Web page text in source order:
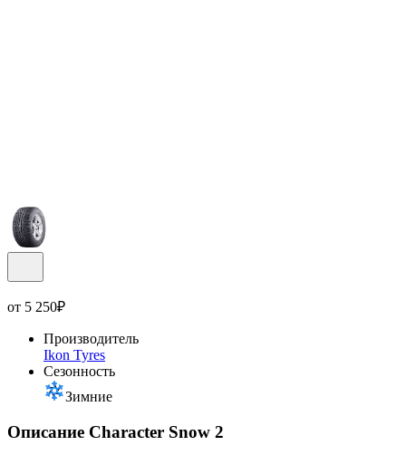
от 5 250₽
Производитель
Ikon Tyres
Сезонность
Зимние
Описание Character Snow 2